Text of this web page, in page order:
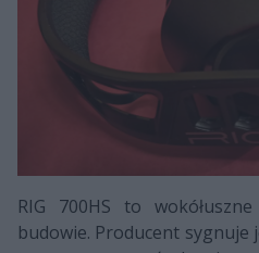
RIG 700HS to
budowie. Producent